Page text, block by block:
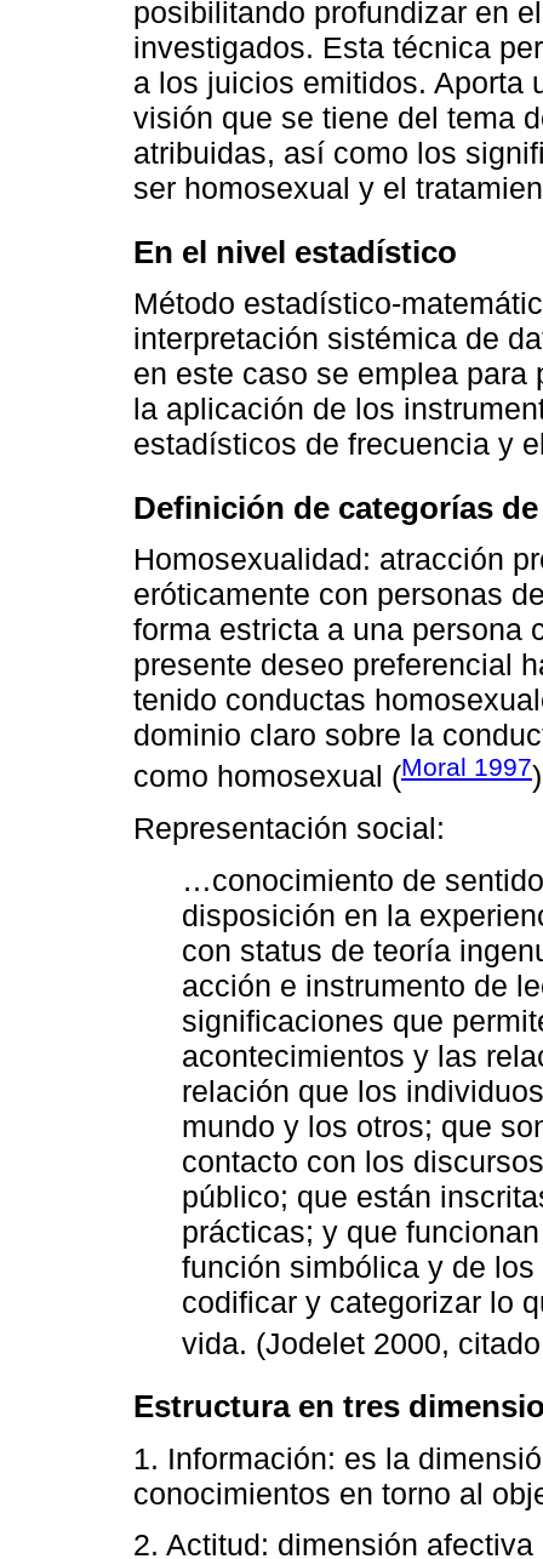
posibilitando profundizar en
investigados. Esta técnica
a los juicios emitidos. Aporta
visión que se tiene del tema
atribuidas, así como los
ser homosexual y el
En el nivel estadístico
Método estadístico-
interpretación sistémica de
en este caso se emplea
la aplicación de los
estadísticos de frecuencia y
Definición de categorías
Homosexualidad: atracción
eróticamente con personas
forma estricta a una persona
presente deseo preferencial
tenido conductas
dominio claro sobre la
como homosexual (Moral 1997
Representación social:
…conocimiento de
disposición en la
con status de teoría
acción e instrumento de
significaciones que
acontecimientos y las
relación que los
mundo y los otros; que
contacto con los
público; que están
prácticas; y que
función simbólica y de
codificar y categorizar lo
vida. (Jodelet 2000,
Estructura en tres
1. Información: es la
conocimientos en torno al
2. Actitud: dimensión